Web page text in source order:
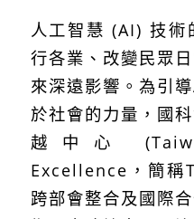
人工智慧 (AI)技術
行各業、改變民眾
來深遠影響。為引導
於社會的力量，國
越中心
Excellence ，簡稱
跨部會整合及國際